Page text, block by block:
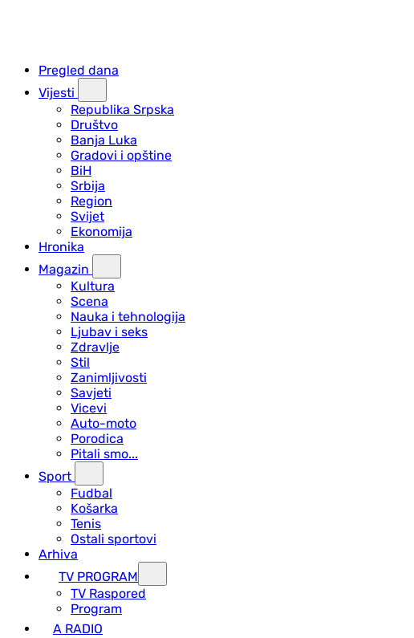
Pregled dana
Vijesti
Republika Srpska
Društvo
Banja Luka
Gradovi i opštine
BiH
Srbija
Region
Svijet
Ekonomija
Hronika
Magazin
Kultura
Scena
Nauka i tehnologija
Ljubav i seks
Zdravlje
Stil
Zanimljivosti
Savjeti
Vicevi
Auto-moto
Porodica
Pitali smo...
Sport
Fudbal
Košarka
Tenis
Ostali sportovi
Arhiva
TV PROGRAM
ТV Raspored
Program
A RADIO